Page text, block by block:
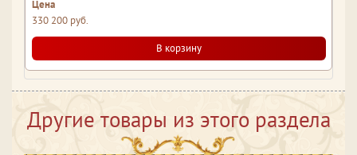
330 200 руб.
В корзину
Другие товары из этого раздела